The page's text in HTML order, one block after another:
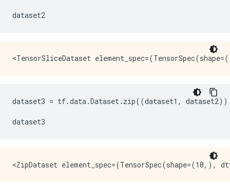
dataset2
dataset3 = tf.data.Dataset. zip((dataset1 , dataset2))
dataset3